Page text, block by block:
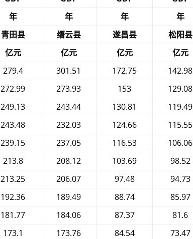
年 年 年 年
青田县 缙云县 遂昌县 松阳县
亿元 亿元 亿元 亿元
279.4 301.51 172.75 142.98
272.99 273.93 153 129.08
249.13 243.44 130.81 119.49
243.48 232.03 124.66 115.55
239.15 237.05 116.53 106.06
213.8 208.12 103.69 98.52
213.25 206.07 97.48 94.73
192.36 189.49 88.74 85.97
181.77 184.06 87.37 81.6
173.1 173.76 84.54 73.47